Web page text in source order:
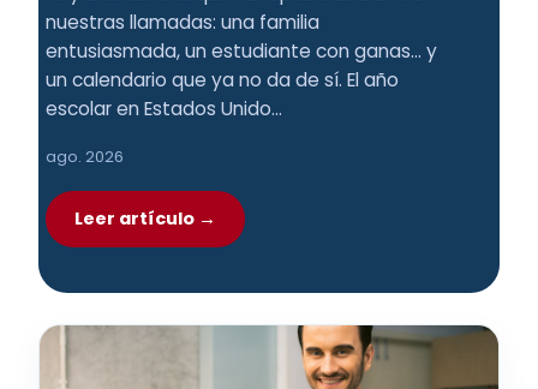
nuestras llamadas: una familia
entusiasmada, un estudiante con ganas… y
un calendario que ya no da de sí. El año
escolar en Estados Unido…
ago. 2026
Leer artículo →